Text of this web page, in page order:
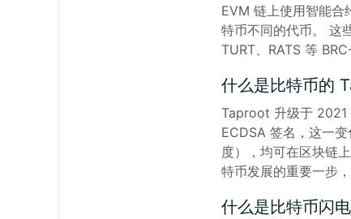
EVM 链上使用智能合
特币不同的代币。 这
TURT、RATS 等
什么是比特币的
Taproot 升级于 2021
ECDSA 签名，这一
度），均可在区块链
特币发展的重要一步
什么是比特币闪